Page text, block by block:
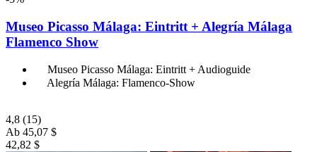
Museo Picasso Málaga: Eintritt + Alegría Málaga
Flamenco Show
Museo Picasso Málaga: Eintritt + Audioguide
Alegría Málaga: Flamenco-Show
4,8 (15)
Ab 45,07 $
42,82 $